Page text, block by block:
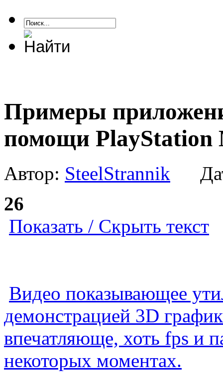
Примеры
помощи PlayStation
Автор: SteelStrannik
26
Показать / Скрыть текст
Видео показывающее
демонстрацией 3D
впечатляюще, хоть fps и
некоторых моментах.